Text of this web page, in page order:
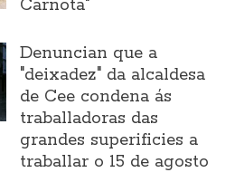
Carnota"
Denuncian que a
"deixadez" da alcaldesa
de Cee condena ás
traballadoras das
grandes superificies a
traballar o 15 de agosto